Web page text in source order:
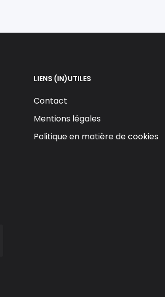
LIENS (IN)UTILES
Contact
Mentions légales
Politique en matière de cookies